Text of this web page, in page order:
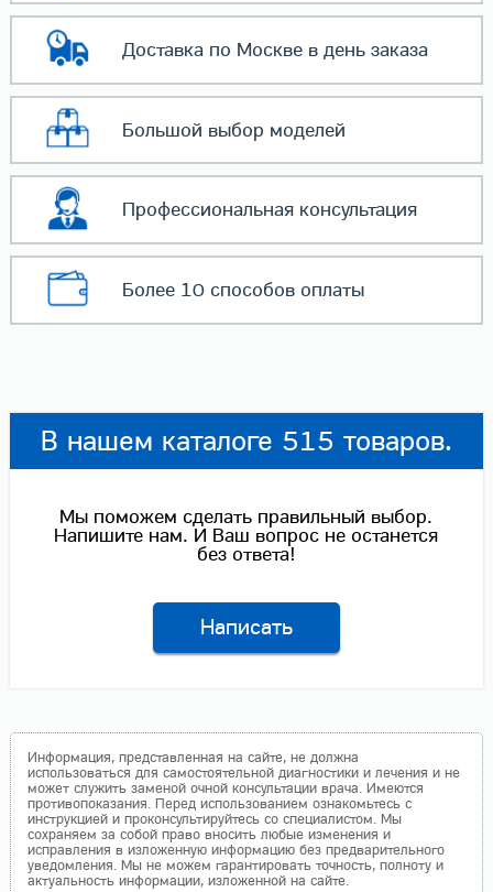
Доставка по Москвев день заказа
Большой выбор моделей
Профессиональнаяконсультация
Более 10 способовоплаты
В нашем каталоге 515 товаров.
Мы поможем сделать правильный выбор.
Напишите нам. И Ваш вопрос не останется
без ответа!
Написать
Информация, представленная на сайте, не должна
использоваться для самостоятельной диагностики и лечения и не
может служить заменой очной консультации врача. Имеются
противопоказания. Перед использованием ознакомьтесь с
инструкцией и проконсультируйтесь со специалистом. Мы
сохраняем за собой право вносить любые изменения и
исправления в изложенную информацию без предварительного
уведомления. Мы не можем гарантировать точность, полноту и
актуальность информации, изложенной на сайте.